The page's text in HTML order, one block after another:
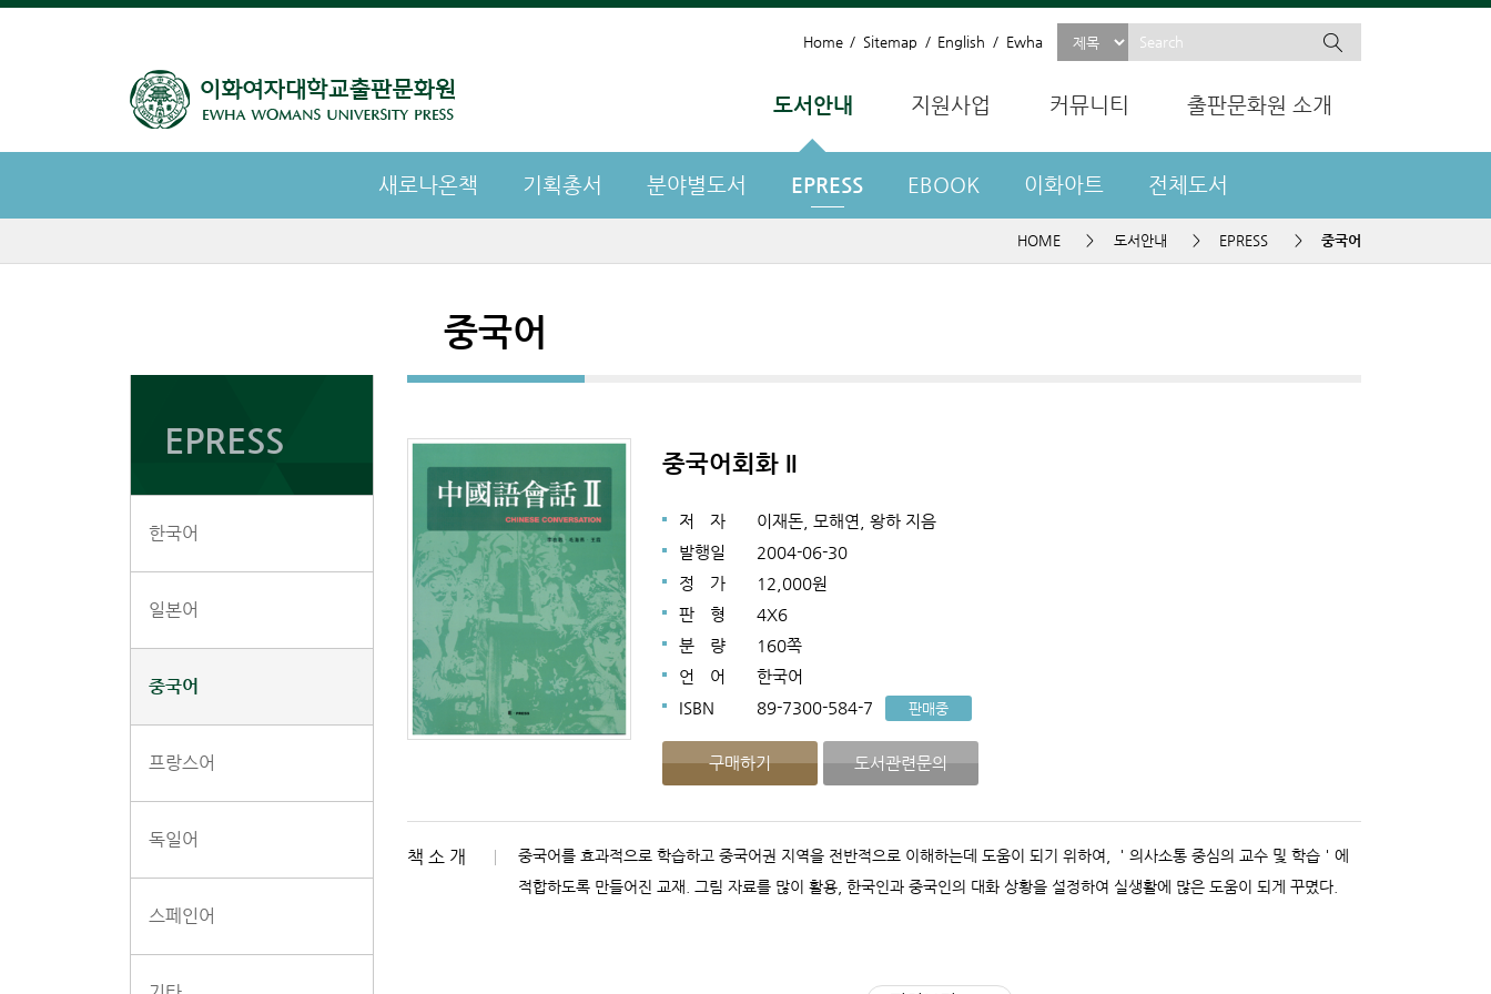
Home Sitemap English Ewha
도서안내
새로나온책 기획총서 분야별도서 EPRESS EBOOK 이화아트 전체도서
지원사업 커뮤니티 출판문화원 소개
HOME > 도서안내 > EPRESS > 중국어
EPRESS
한국어
일본어
중국어
프랑스어
독일어
스페인어
중국어
중국어회화 II
저 자
이재돈, 모해연, 왕하 지음
발행일
2004-06-30
정
가
12,000원
판
형
4X6
분
량
160쪽
언
어
한국어
ISBN
89-7300-584-7 판매중
구매하기 도서관련문의
책 소 개
중국어를 효과적으로 학습하고 중국어권 지역을 전반적으로 이해하는데 도움이 되기 위하여, ＇의사소통 중심의 교수 및 학습＇에
적합하도록 만들어진 교재. 그림 자료를 많이 활용, 한국인과 중국인의 대화 상황을 설정하여 실생활에 많은 도움이 되게 꾸몄다.